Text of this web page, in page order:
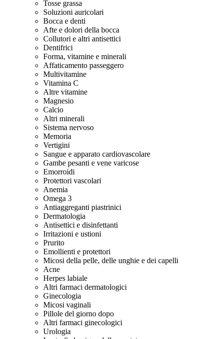
Tosse grassa
Soluzioni auricolari
Bocca e denti
Afte e dolori della bocca
Collutori e altri antisettici
Dentifrici
Forma, vitamine e minerali
Affaticamento passeggero
Multivitamine
Vitamina C
Altre vitamine
Magnesio
Calcio
Altri minerali
Sistema nervoso
Memoria
Vertigini
Sangue e apparato cardiovascolare
Gambe pesanti e vene varicose
Emorroidi
Protettori vascolari
Anemia
Omega 3
Antiaggreganti piastrinici
Dermatologia
Antisettici e disinfettanti
Irritazioni e ustioni
Prurito
Emollienti e protettori
Micosi della pelle, delle unghie e dei capelli
Acne
Herpes labiale
Altri farmaci dermatologici
Ginecologia
Micosi vaginali
Pillole del giorno dopo
Altri farmaci ginecologici
Urologia